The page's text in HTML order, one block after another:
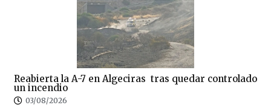
Reabierta la A-7 en Algeciras tras quedar controlado
un incendio
03/08/2026